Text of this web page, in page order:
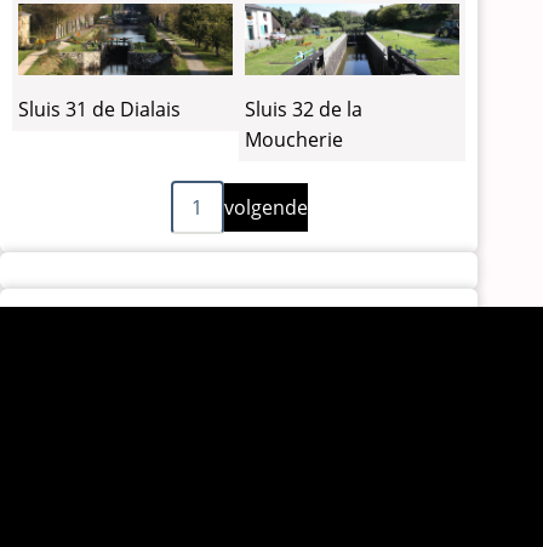
Sluis 31 de Dialais
Sluis 32 de la
Moucherie
1
Volgende
pagina
volgende